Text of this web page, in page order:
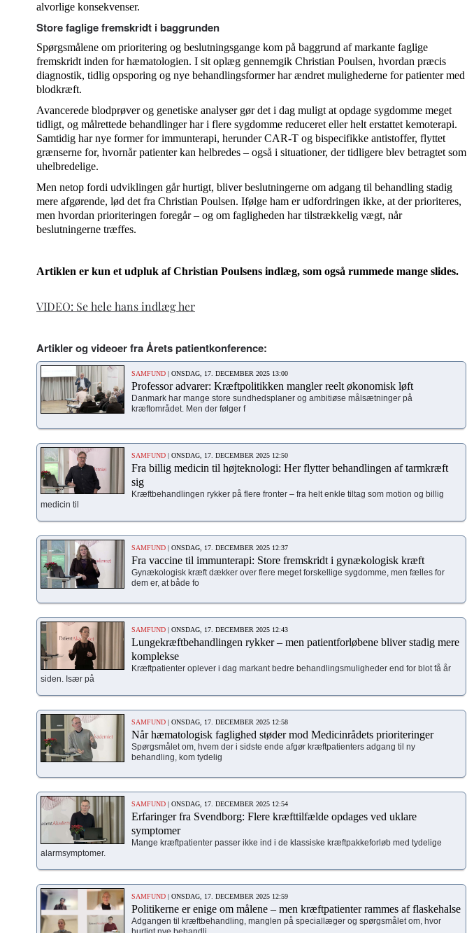
alvorlige konsekvenser.
Store faglige fremskridt i baggrunden
Spørgsmålene om prioritering og beslutningsgange kom på baggrund af markante faglige
fremskridt inden for hæmatologien. I sit oplæg gennemgik Christian Poulsen, hvordan præcis
diagnostik, tidlig opsporing og nye behandlingsformer har ændret mulighederne for patienter med
blodkræft.
Avancerede blodprøver og genetiske analyser gør det i dag muligt at opdage sygdomme meget
tidligt, og målrettede behandlinger har i flere sygdomme reduceret eller helt erstattet kemoterapi.
Samtidig har nye former for immunterapi, herunder CAR-T og bispecifikke antistoffer, flyttet
grænserne for, hvornår patienter kan helbredes – også i situationer, der tidligere blev betragtet som
uhelbredelige.
Men netop fordi udviklingen går hurtigt, bliver beslutningerne om adgang til behandling stadig
mere afgørende, lød det fra Christian Poulsen. Ifølge ham er udfordringen ikke, at der prioriteres,
men hvordan prioriteringen foregår – og om fagligheden har tilstrækkelig vægt, når
beslutningerne træffes.
Artiklen er kun et udpluk af Christian Poulsens indlæg, som også rummede mange slides.
VIDEO: Se hele hans indlæg her
Artikler og videoer fra Årets patientkonference:
SAMFUND | ONSDAG, 17. DECEMBER 2025 13:00
Professor advarer: Kræftpolitikken mangler reelt økonomisk løft
Danmark har mange store sundhedsplaner og ambitiøse målsætninger på
kræftområdet. Men der følger f
SAMFUND | ONSDAG, 17. DECEMBER 2025 12:50
Fra billig medicin til højteknologi: Her flytter behandlingen af tarmkræft
sig
Kræftbehandlingen rykker på flere fronter – fra helt enkle tiltag som motion og billig
medicin til
SAMFUND | ONSDAG, 17. DECEMBER 2025 12:37
Fra vaccine til immunterapi: Store fremskridt i gynækologisk kræft
Gynækologisk kræft dækker over flere meget forskellige sygdomme, men fælles for
dem er, at både fo
SAMFUND | ONSDAG, 17. DECEMBER 2025 12:43
Lungekræftbehandlingen rykker – men patientforløbene bliver stadig mere
komplekse
Kræftpatienter oplever i dag markant bedre behandlingsmuligheder end for blot få år
siden. Især på
SAMFUND | ONSDAG, 17. DECEMBER 2025 12:58
Når hæmatologisk faglighed støder mod Medicinrådets prioriteringer
Spørgsmålet om, hvem der i sidste ende afgør kræftpatienters adgang til ny
behandling, kom tydelig
SAMFUND | ONSDAG, 17. DECEMBER 2025 12:54
Erfaringer fra Svendborg: Flere kræfttilfælde opdages ved uklare
symptomer
Mange kræftpatienter passer ikke ind i de klassiske kræftpakkeforløb med tydelige
alarmsymptomer.
SAMFUND | ONSDAG, 17. DECEMBER 2025 12:59
Politikerne er enige om målene – men kræftpatienter rammes af flaskehalse
Adgangen til kræftbehandling, manglen på speciallæger og spørgsmålet om, hvor